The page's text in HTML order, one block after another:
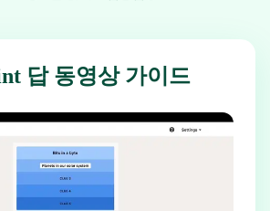
답 동영상 가이드